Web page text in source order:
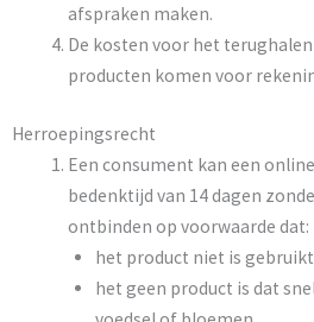
afspraken maken.
De kosten voor het
producten komen voor
Herroepingsrecht
Een consument kan een
bedenktijd van 14 dagen
ontbinden op voorwaarde dat:
het product niet is gebruikt
het geen product is dat